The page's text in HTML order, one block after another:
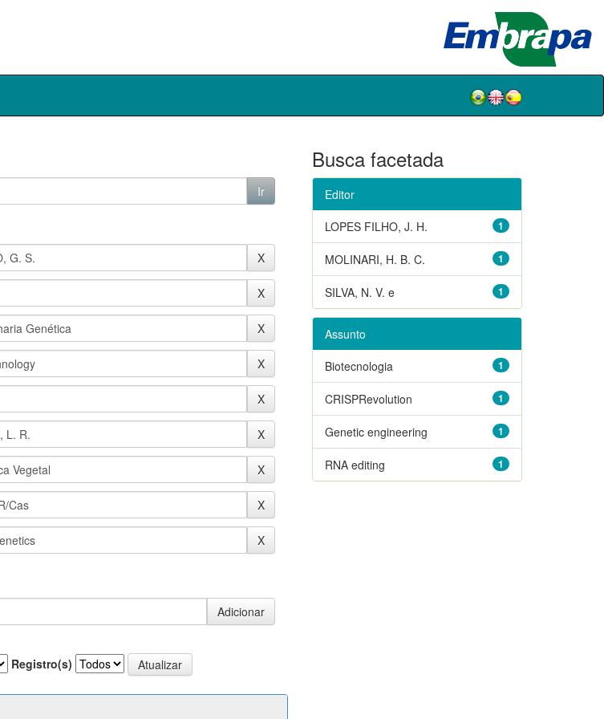
Registro(s)
Busca facetada
Editor
1
LOPES FILHO, J. H.
1
MOLINARI, H. B. C.
1
SILVA, N. V. e
Assunto
1
Biotecnologia
1
CRISPRevolution
1
Genetic engineering
1
RNA editing